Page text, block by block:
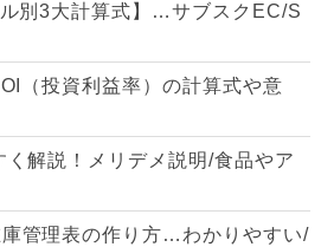
別3大計算式】…サブスクEC/S
（投資利益率）の計算式や意
解説！メリデメ説明/食品やア
管理表の作り方…わかりやすい/